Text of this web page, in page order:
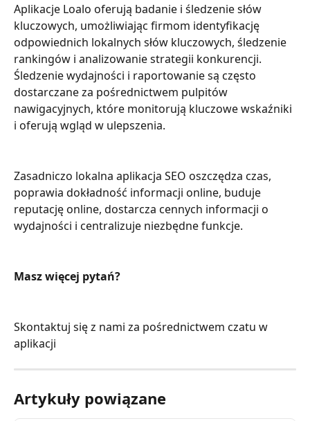
Aplikacje Loalo oferują badanie i śledzenie słów
kluczowych, umożliwiając firmom identyfikację
odpowiednich lokalnych słów kluczowych, śledzenie
rankingów i analizowanie strategii konkurencji.
Śledzenie wydajności i raportowanie są często
dostarczane za pośrednictwem pulpitów
nawigacyjnych, które monitorują kluczowe wskaźniki
i oferują wgląd w ulepszenia.
Zasadniczo lokalna aplikacja SEO oszczędza czas,
poprawia dokładność informacji online, buduje
reputację online, dostarcza cennych informacji o
wydajności i centralizuje niezbędne funkcje.
Masz więcej pytań?
Skontaktuj się z nami za pośrednictwem czatu w
aplikacji
Artykuły powiązane